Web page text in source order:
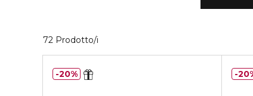
72 Prodotto/i
20%